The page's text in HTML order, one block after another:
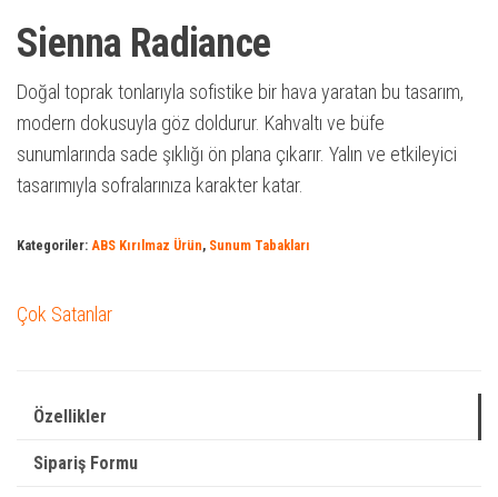
Sienna Radiance
Doğal toprak tonlarıyla sofistike bir hava yaratan bu tasarım,
modern dokusuyla göz doldurur. Kahvaltı ve büfe
sunumlarında sade şıklığı ön plana çıkarır. Yalın ve etkileyici
tasarımıyla sofralarınıza karakter katar.
Kategoriler: ABS Kırılmaz Ürün, Sunum Tabakları
Çok Satanlar
Özellikler
Sipariş Formu